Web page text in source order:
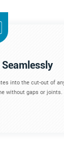
Seamlessly
into the cut-out of
without gaps or joints.